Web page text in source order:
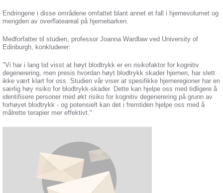
Endringene i disse områdene omfattet blant annet et fall i hjernevolumet og
mengden av overflateareal på hjernebarken.
Medforfatter til studien, professor Joanna Wardlaw ved University of
Edinburgh, konkluderer:
"Vi har i lang tid visst at høyt blodtrykk er en risikofaktor for kognitiv
degenerering, men presis hvordan høyt blodtrykk skader hjernen, har slett
ikke vært klart for oss. Studien vår viser at spesifikke hjerneregioner har en
særlig høy risiko for blodtrykk-skader. Dette kan hjelpe oss med tidligere å
identifisere personer med økt risiko for kognitiv degenerering på grunn av
forhøyet blodtrykk - og potensielt kan det i fremtiden hjelpe oss med å
målrette terapier mer effektivt."